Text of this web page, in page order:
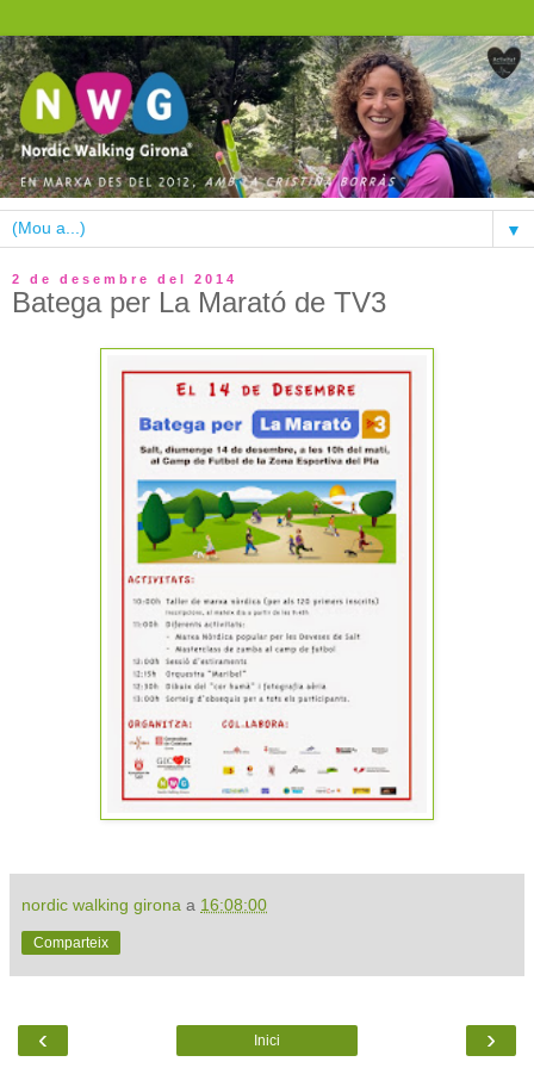
▼
2 de desembre del 2014
Batega per La Marató de TV3
nordic walking girona a 16:08:00
Comparteix
‹ ›
Inici